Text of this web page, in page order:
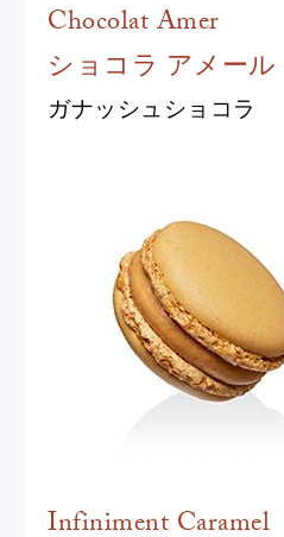
Chocolat Amer
ショコラ アメール
ガナッシュショコラ
Infiniment Caramel